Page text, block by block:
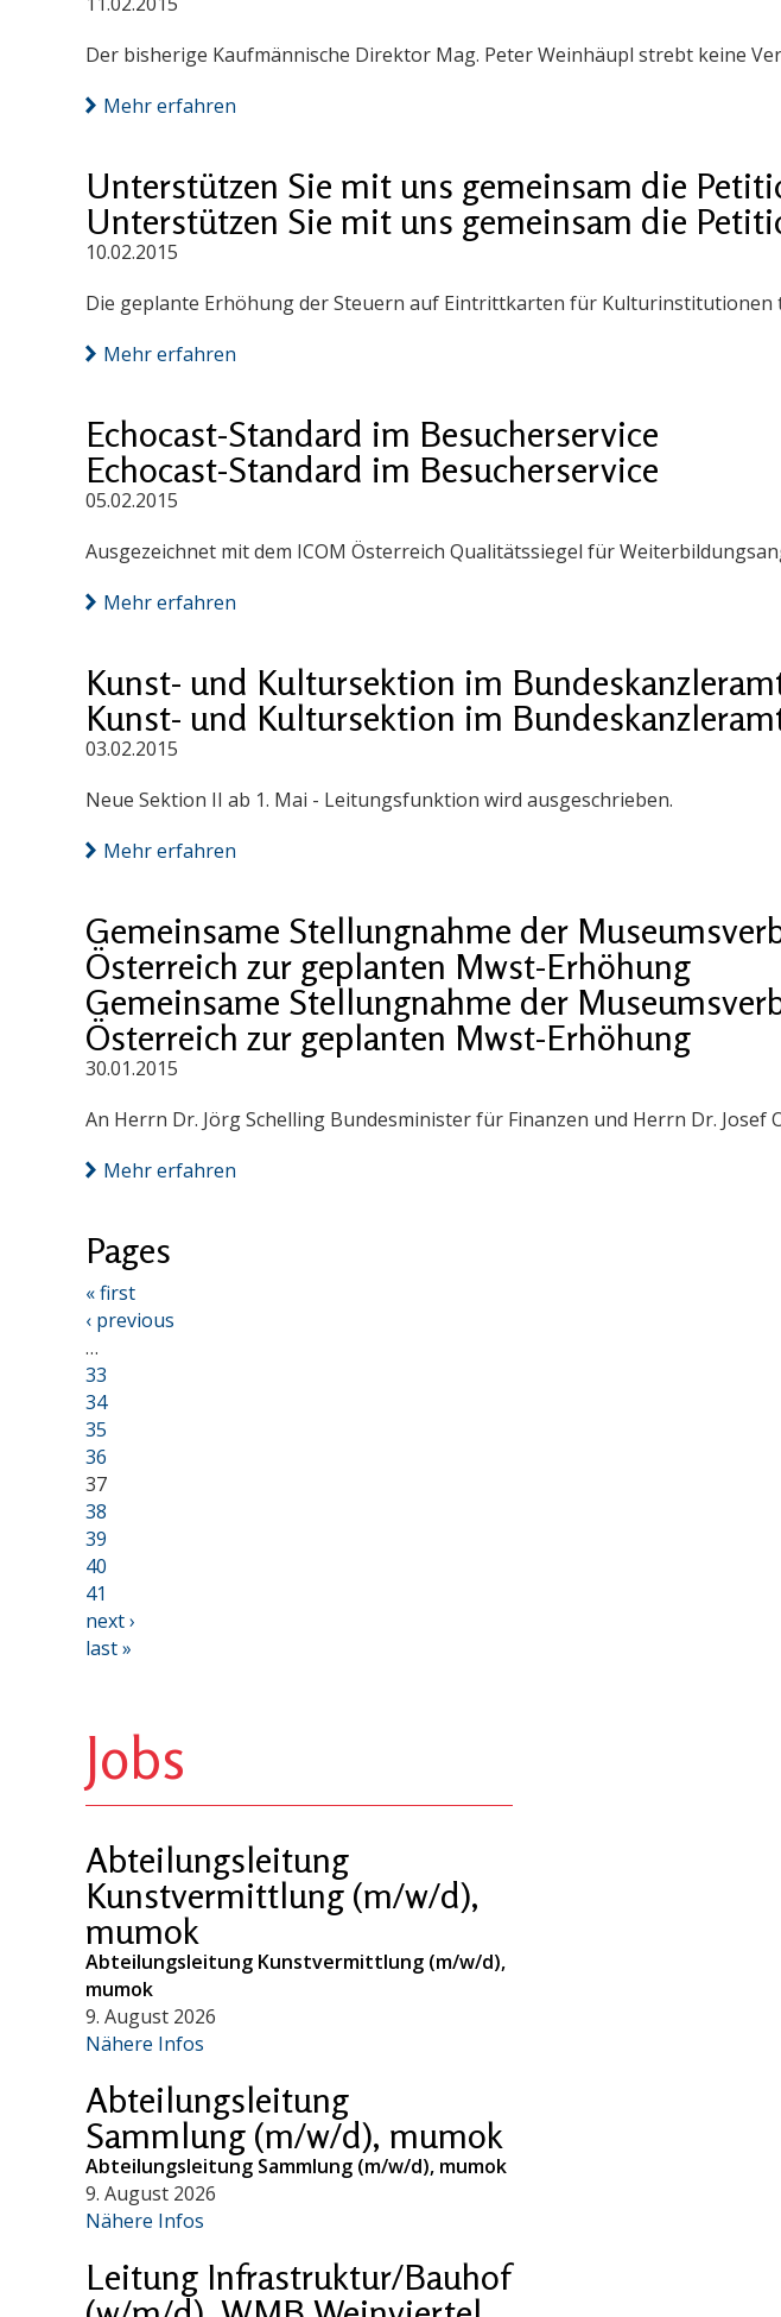
Der bisherige Kaufmännische Direktor Mag. Peter Weinhäupl strebt keine
Mehr erfahren
Unterstützen Sie mit uns gemeinsam die
Unterstützen Sie mit uns gemeinsam die
10.02.2015
Die geplante Erhöhung der Steuern auf Eintrittkarten für Kulturinstitutionen
Mehr erfahren
Echocast-Standard im Besucherservice
Echocast-Standard im Besucherservice
05.02.2015
Ausgezeichnet mit dem ICOM Österreich Qualitätssiegel für
Mehr erfahren
Kunst- und Kultursektion im
Kunst- und Kultursektion im
03.02.2015
Neue Sektion II ab 1. Mai - Leitungsfunktion wird ausgeschrieben.
Mehr erfahren
Gemeinsame Stellungnahme der
Österreich zur geplanten Mwst-Erhöhung
Gemeinsame Stellungnahme der
Österreich zur geplanten Mwst-Erhöhung
30.01.2015
An Herrn Dr. Jörg Schelling Bundesminister für Finanzen und Herrn Dr.
Mehr erfahren
Pages
« first
‹ previous
…
33
34
35
36
37
38
39
40
41
next ›
last »
Jobs
Abteilungsleitung
Kunstvermittlung (m/w/d),
mumok
Abteilungsleitung Kunstvermittlung (m/w/d),
mumok
9. August 2026
Nähere Infos
Abteilungsleitung
Sammlung (m/w/d), mumok
Abteilungsleitung Sammlung (m/w/d), mumok
9. August 2026
Nähere Infos
Leitung Infrastruktur/Bauhof